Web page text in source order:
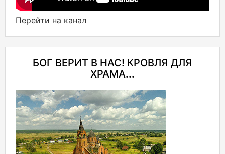
Перейти на канал
БОГ ВЕРИТ В НАС! КРОВЛЯ ДЛЯ
ХРАМА...